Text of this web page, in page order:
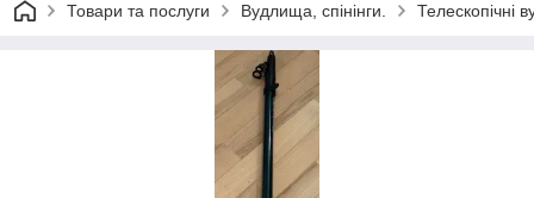
Товари та послуги Вудлища, спінінги. Телескопічні